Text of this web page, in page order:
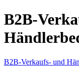
B2B-
B2B-Verkaufs- und